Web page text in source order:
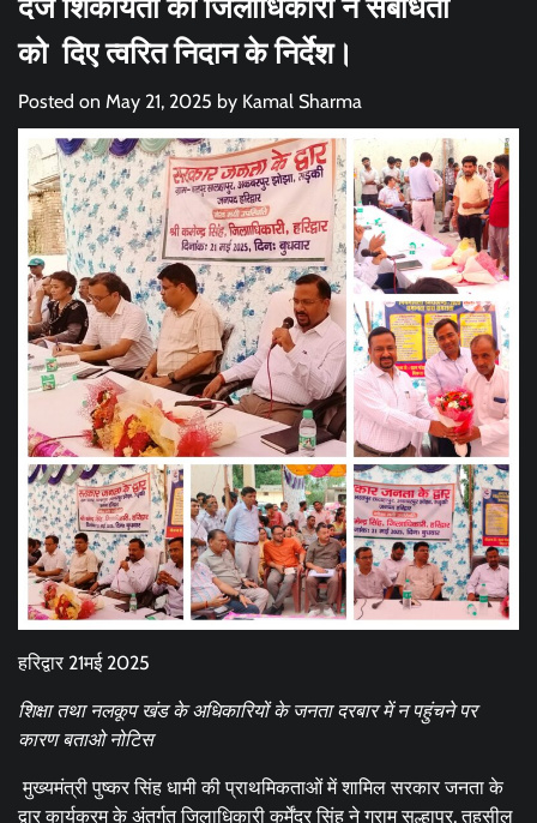
को दिए त्वरित निदान के निर्देश।
Posted on May 21, 2025 by Kamal Sharma
हरिद्वार 21मई 2025
शिक्षा तथा नलकूप खंड के अधिकारियों के जनता दरबार में न पहुंचने पर
कारण बताओ नोटिस
मुख्यमंत्री पुष्कर सिंह धामी की प्राथमिकताओं में शामिल सरकार जनता के
द्वार कार्यक्रम के अंतर्गत जिलाधिकारी कर्मेंद्र सिंह ने ग्राम सल्हापुर, तहसील